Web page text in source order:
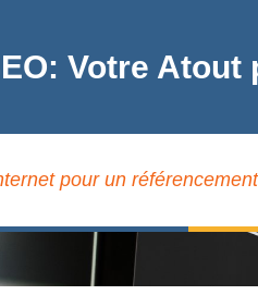
Votre Atout
pour un